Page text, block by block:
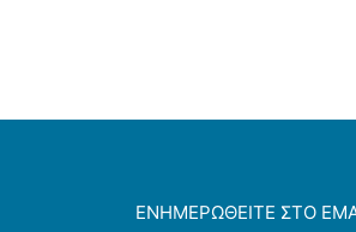
ΕΝΗΜΕΡΩΘΕΊΤΕ ΣΤΟ